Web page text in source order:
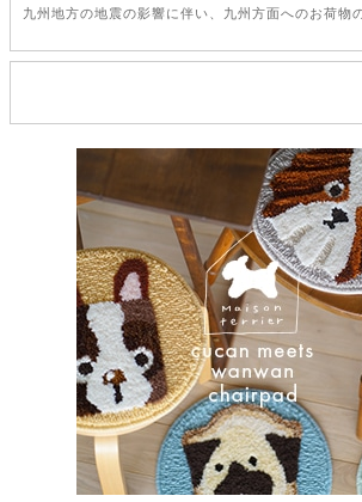
九州地方の地震の影響に伴い、九州方面へのお荷